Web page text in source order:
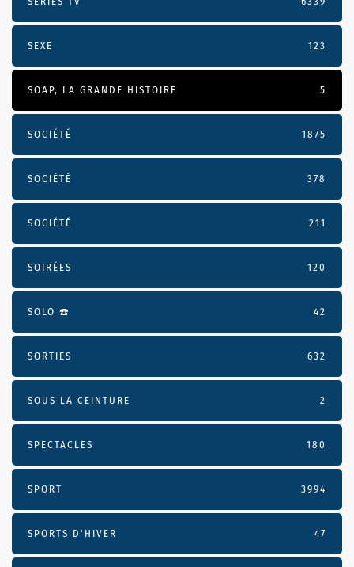
SEXE 123
SOAP, LA GRANDE HISTOIRE 5
SOCIÉTÉ 1875
SOCIÉTÉ 378
SOCIÉTÉ 211
SOIRÉES 120
SOLO ☎️ 42
SORTIES 632
SOUS LA CEINTURE 2
SPECTACLES 180
SPORT 3994
SPORTS D'HIVER 47